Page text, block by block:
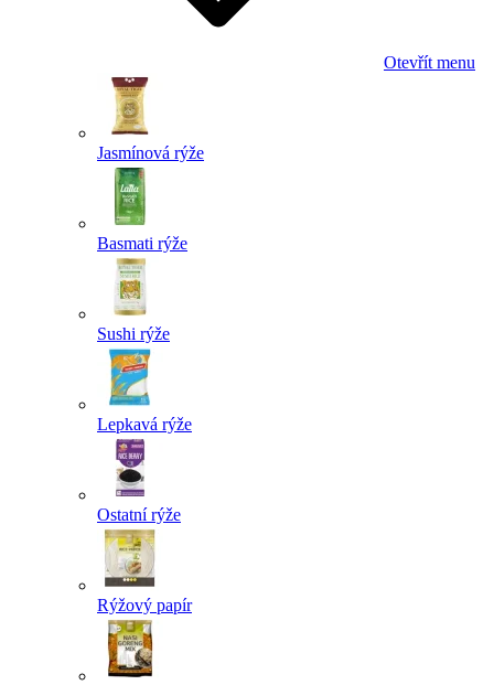
Otevřít menu
Jasmínová rýže
Basmati rýže
Sushi rýže
Lepkavá rýže
Ostatní rýže
Rýžový papír